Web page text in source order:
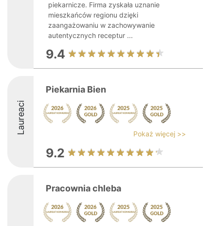
piekarnicze. Firma zyskała uznanie
mieszkańców regionu dzięki
zaangażowaniu w zachowywanie
autentycznych receptur ...
9.4
Laureaci
Piekarnia Bien
Pokaż więcej >>
9.2
Pracownia chleba